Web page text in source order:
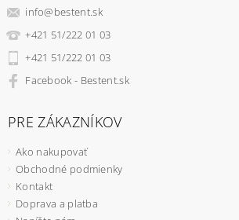
info@bestent.sk
+421 51/222 01 03
+421 51/222 01 03
Facebook - Bestent.sk
PRE ZÁKAZNÍKOV
Ako nakupovať
Obchodné podmienky
Kontakt
Doprava a platba